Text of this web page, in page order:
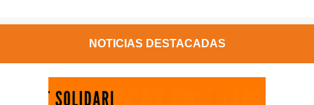
NOTICIAS DESTACADAS